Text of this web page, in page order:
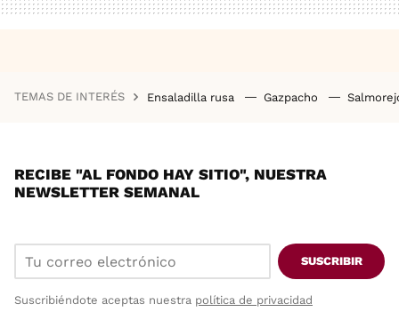
TEMAS DE INTERÉS Ensaladilla rusa Gazpacho
RECIBE "AL FONDO HAY SITIO", NUESTRA
NEWSLETTER SEMANAL
SUSCRIBIR
Suscribiéndote aceptas nuestra política de privacidad